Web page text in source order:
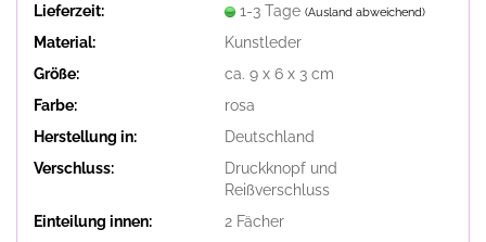
Lieferzeit:
1-3 Tage (Ausland abweichend)
Material:
Kunstleder
Größe:
ca. 9 x 6 x 3 cm
Farbe:
rosa
Herstellung in:
Deutschland
Verschluss:
Druckknopf und
Reißverschluss
Einteilung innen:
2 Fächer